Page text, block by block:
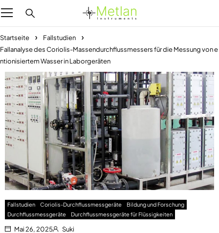
Startseite
Fallstudien
Fallanalyse des Coriolis-Massendurchflussmessers für die Messung von e
ntionisiertem Wasser in Laborgeräten
Fallstudien Coriolis-Durchflussmessgeräte
Bildung und Forschung
Durchflussmessgeräte
Durchflussmessgeräte für Flüssigkeiten
Mai 26, 2025 Suki